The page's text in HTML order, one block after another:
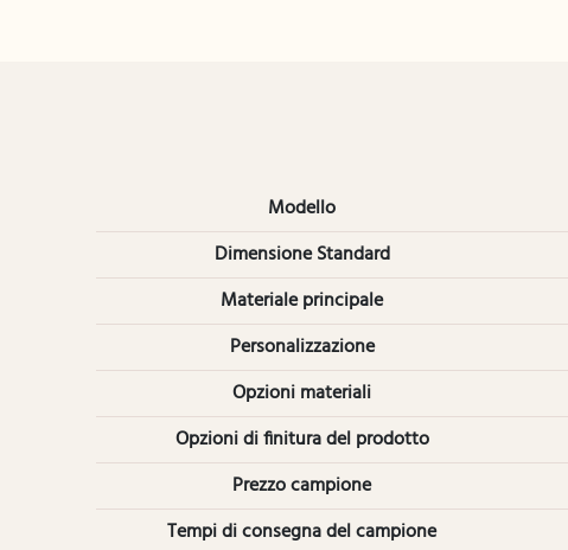
Modello
Dimensione Standard
Materiale principale
Personalizzazione
Opzioni materiali
Opzioni di finitura del prodotto
Prezzo campione
Tempi di consegna del campione